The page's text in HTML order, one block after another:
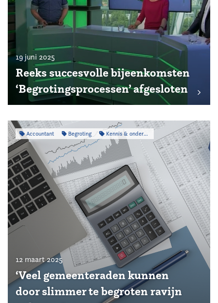
19 juni 2025
Reeks succesvolle bijeenkomsten
‘Begrotingsprocessen’ afgesloten
Accountant Begroting Kennis & onderzoek
12 maart 2025
‘Veel gemeenteraden kunnen
door slimmer te begroten ravijn